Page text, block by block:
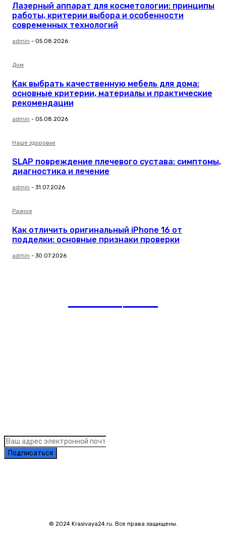
Лазерный аппарат для косметологии: принципы
работы, критерии выбора и особенности
современных технологий
admin - 05.08.2026
Дом
Как выбрать качественную мебель для дома:
основные критерии, материалы и практические
рекомендации
admin - 05.08.2026
Наше здоровье
SLAP повреждение плечевого сустава: симптомы,
диагностика и лечение
admin - 31.07.2026
Разное
Как отличить оригинальный iPhone 16 от
подделки: основные признаки проверки
admin - 30.07.2026
Подписаться
© 2024 Krasivaya24.ru. Все права защищены.